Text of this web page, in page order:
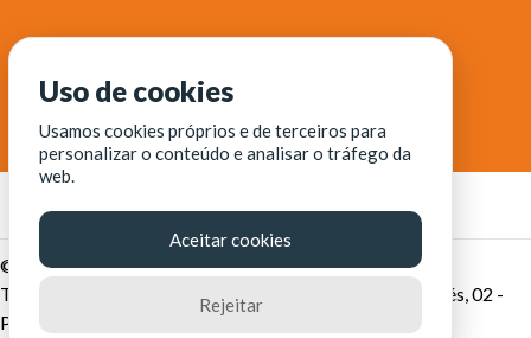
© Fortaleza Digital || CITINOVA - Fundação de Ciência,
Tecnologia e Inovação de Fortaleza - Rua dos Tremembés, 02 -
Praia de Iracema - Fortaleza-CE
Uso de cookies
Usamos cookies próprios e de terceiros para
personalizar o conteúdo e analisar o tráfego da
web.
Aceitar cookies
Rejeitar